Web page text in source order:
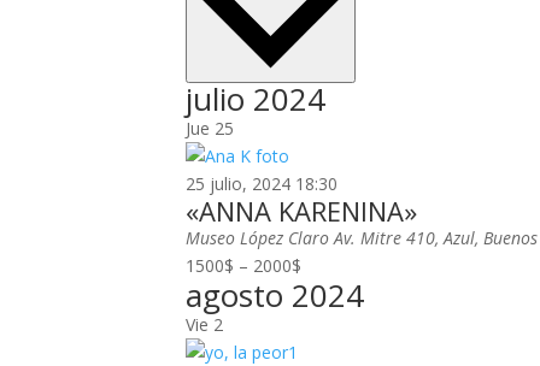
julio 2024
Jue 25
25 julio, 2024 18:30
«ANNA KARENINA»
Museo López ClaroAv. Mitre 410, Azul,
1500$ – 2000$
agosto 2024
Vie 2